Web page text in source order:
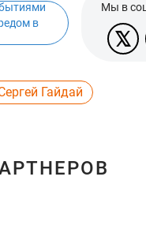
в
Мы в
Гайдай